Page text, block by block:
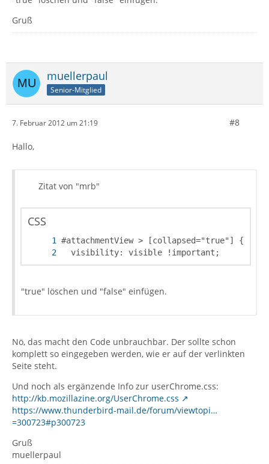
Gruß
muellerpaul
Senior-Mitglied
7. Februar 2012 um 21:19 #8
Hallo,
Zitat von "mrb"
CSS
  visibility: visible !important;
"true" löschen und "false" einfügen.
Nö, das macht den Code unbrauchbar. Der sollte schon
komplett so eingegeben werden, wie er auf der verlinkten
Seite steht.
Und noch als ergänzende Info zur userChrome.css:
http://kb.mozillazine.org/UserChrome.css
https://www.thunderbird-mail.de/forum/viewtopi…
=300723#p300723
Gruß
muellerpaul